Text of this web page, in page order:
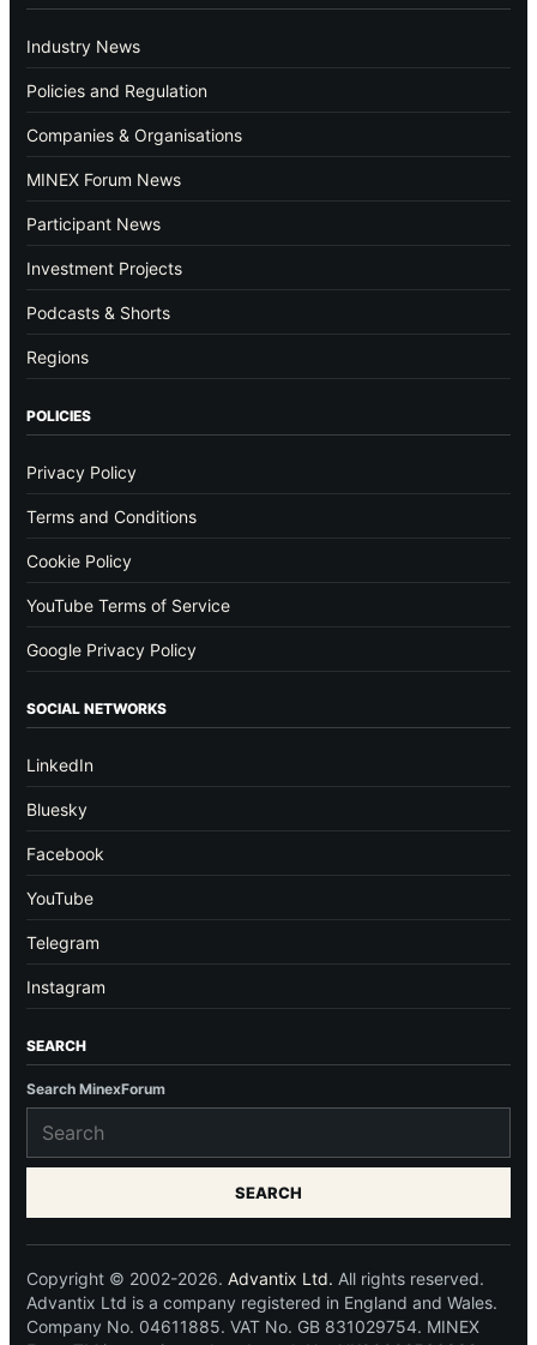
Industry News
Policies and Regulation
Companies & Organisations
MINEX Forum News
Participant News
Investment Projects
Podcasts & Shorts
Regions
POLICIES
Privacy Policy
Terms and Conditions
Cookie Policy
YouTube Terms of Service
Google Privacy Policy
SOCIAL NETWORKS
LinkedIn
Bluesky
Facebook
YouTube
Telegram
Instagram
SEARCH
Search MinexForum
SEARCH
Copyright © 2002-2026. Advantix Ltd. All rights reserved.
Advantix Ltd is a company registered in England and Wales.
Company No. 04611885. VAT No. GB 831029754. MINEX